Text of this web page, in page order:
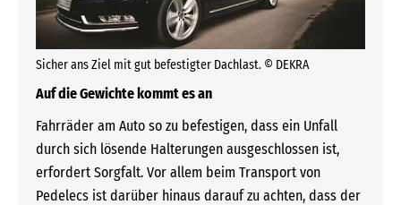
Sicher ans Ziel mit gut befestigter Dachlast. © DEKRA
Auf die Gewichte kommt es an
Fahrräder am Auto so zu befestigen, dass ein Unfall
durch sich lösende Halterungen ausgeschlossen ist,
erfordert Sorgfalt. Vor allem beim Transport von
Pedelecs ist darüber hinaus darauf zu achten, dass der